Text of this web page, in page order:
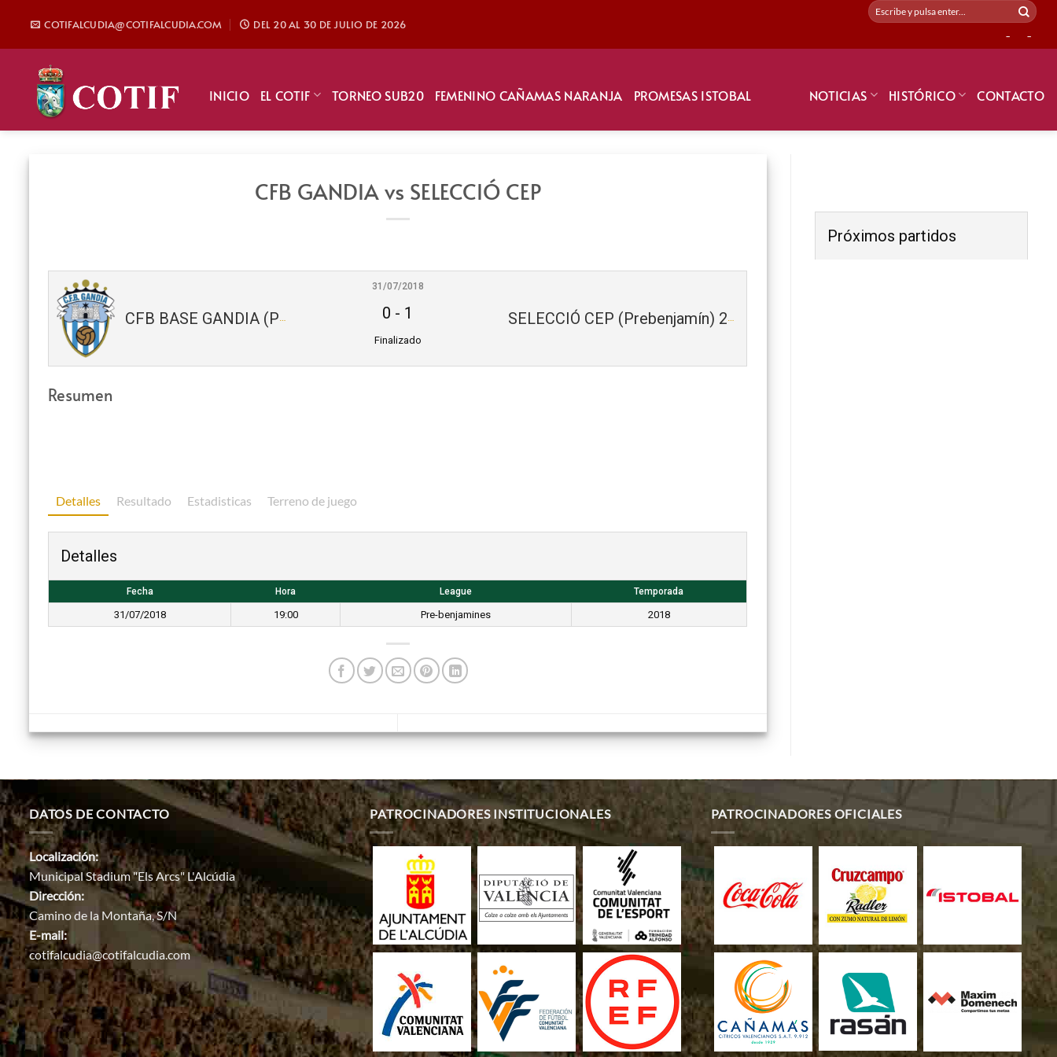
contenido
COTIFALCUDIA@COTIFALCUDIA.COM DEL 20 AL 30 DE JULIO DE 2026
- -
INICIO EL COTIF TORNEO SUB20 FEMENINO CAÑAMAS NARANJA PROMESAS ISTOBAL NOTICIAS HISTÓRICO CONTACTO
CFB GANDIA vs SELECCIÓ CEP
CFB BASE GANDIA (Pre-Benjamín) 2018 SELECCIÓ CEP (Prebenjamín) 2018
31/07/2018
0 - 1
Finalizado
Resumen
Detalles Resultado Estadisticas Terreno de juego
Detalles
Fecha Hora League Temporada
31/07/2018 19:00 Pre-benjamines 2018
Próximos partidos
DATOS DE CONTACTO
Localización:
Municipal Stadium "Els Arcs" L'Alcúdia
Dirección:
Camino de la Montaña, S/N
E-mail:
cotifalcudia@cotifalcudia.com
PATROCINADORES INSTITUCIONALES PATROCINADORES OFICIALES